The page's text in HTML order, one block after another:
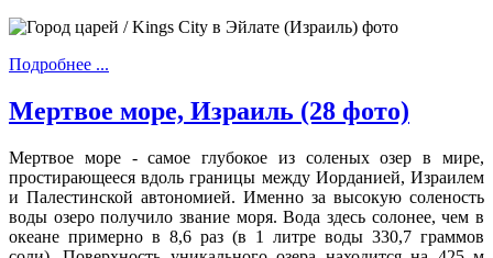
Подробнее ...
Мертвое море, Израиль (28 фото)
Мертвое море - самое глубокое из соленых озер в мире,
простирающееся вдоль границы между Иорданией, Израилем
и Палестинской автономией. Именно за высокую соленость
воды озеро получило звание моря. Вода здесь солонее, чем в
океане примерно в 8,6 раз (в 1 литре воды 330,7 граммов